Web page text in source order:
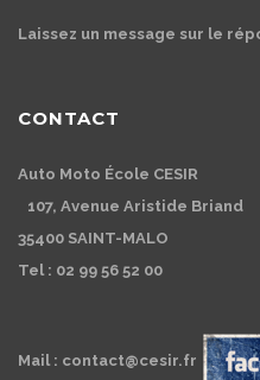
Laissez un message sur le
CONTACT
Auto Moto École CESIR
107, Avenue Aristide Briand
35400 SAINT-MALO
Tel : 02 99 56 52 00
Mail : contact@cesir.fr